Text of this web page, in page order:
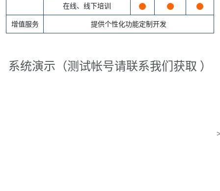
在线、线下培训
增值服务
提供个性化功能定制开发
系统演示（测试帐号请联系我们获取 ）